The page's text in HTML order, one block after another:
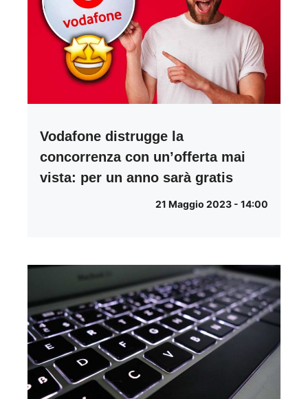
Vodafone distrugge la
concorrenza con un’offerta mai
vista: per un anno sarà gratis
21 Maggio 2023 - 14:00